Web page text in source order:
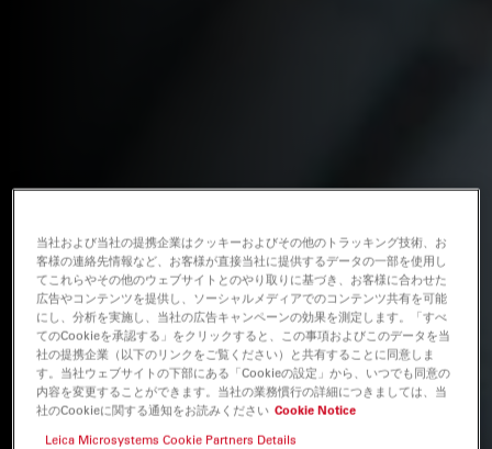
当社および当社の提携企業はクッキーおよびその他のトラッキング技術、お
客様の連絡先情報など、お客様が直接当社に提供するデータの一部を使用し
てこれらやその他のウェブサイトとのやり取りに基づき、お客様に合わせた
広告やコンテンツを提供し、ソーシャルメディアでのコンテンツ共有を可能
にし、分析を実施し、当社の広告キャンペーンの効果を測定します。「すべ
てのCookieを承認する」をクリックすると、この事項およびこのデータを当
社の提携企業（以下のリンクをご覧ください）と共有することに同意しま
す。当社ウェブサイトの下部にある「Cookieの設定」から、いつでも同意の
内容を変更することができます。当社の業務慣行の詳細につきましては、当
社のCookieに関する通知をお読みください Cookie Notice
Leica Microsystems Cookie Partners Details